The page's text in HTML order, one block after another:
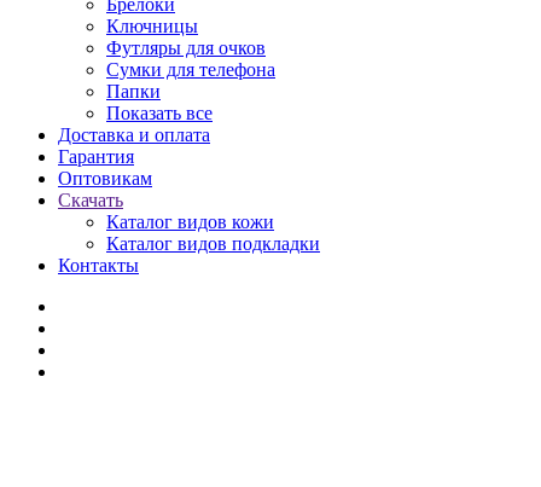
Ключницы
Футляры для очков
Сумки для телефона
Папки
Показать все
Доставка и оплата
Гарантия
Оптовикам
Скачать
Каталог видов кожи
Каталог видов подкладки
Контакты